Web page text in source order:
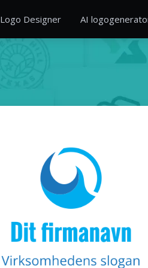
Logo Designer AI